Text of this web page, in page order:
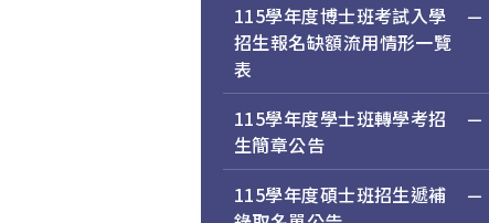
115學年度博士班考試入學
招生報名缺額流用情形一覽
表
115學年度學士班轉學考招
生簡章公告
115學年度碩士班招生遞補